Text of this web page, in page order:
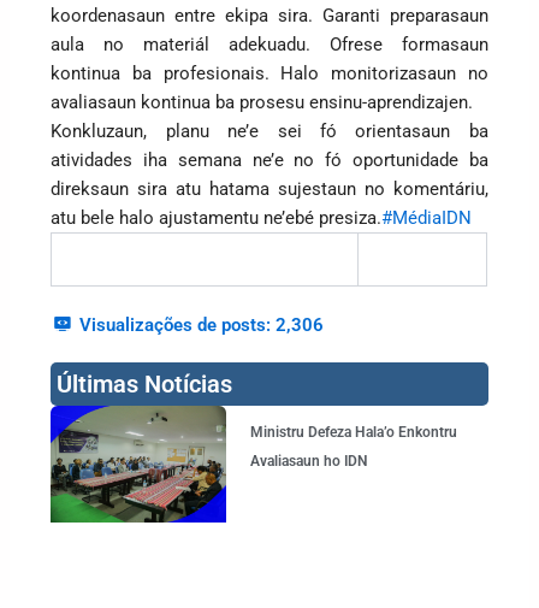
koordenasaun entre ekipa sira. Garanti preparasaun
aula no materiál adekuadu. Ofrese formasaun
kontinua ba profesionais. Halo monitorizasaun no
avaliasaun kontinua ba prosesu ensinu-aprendizajen.
Konkluzaun, planu ne’e sei fó orientasaun ba
atividades iha semana ne’e no fó oportunidade ba
direksaun sira atu hatama sujestaun no komentáriu,
atu bele halo ajustamentu ne’ebé presiza.#MédiaIDN
Visualizações de posts: 2,306
Últimas Notícias
Ministru Defeza Hala’o Enkontru
Avaliasaun ho IDN
Page